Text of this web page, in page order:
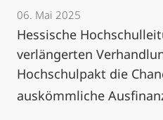
06. Mai 2025
Hessische
verlängerten
Hochschulpakt die
auskömmliche